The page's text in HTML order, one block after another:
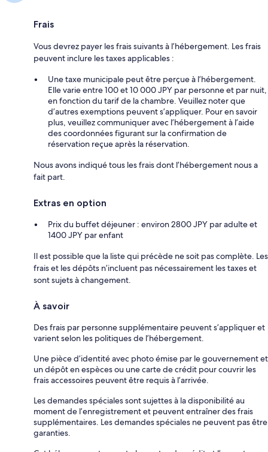
Frais
Vous devrez payer les frais suivants à l’hébergement. Les frais
peuvent inclure les taxes applicables :
Une taxe municipale peut être perçue à l’hébergement.
Elle varie entre 100 et 10 000 JPY par personne et par nuit,
en fonction du tarif de la chambre. Veuillez noter que
d’autres exemptions peuvent s’appliquer. Pour en savoir
plus, veuillez communiquer avec l’hébergement à l’aide
des coordonnées figurant sur la confirmation de
réservation reçue après la réservation.
Nous avons indiqué tous les frais dont l’hébergement nous a
fait part.
Extras en option
Prix du buffet déjeuner : environ 2800 JPY par adulte et
1400 JPY par enfant
Il est possible que la liste qui précède ne soit pas complète. Les
frais et les dépôts n’incluent pas nécessairement les taxes et
sont sujets à changement.
À savoir
Des frais par personne supplémentaire peuvent s’appliquer et
varient selon les politiques de l’hébergement.
Une pièce d’identité avec photo émise par le gouvernement et
un dépôt en espèces ou une carte de crédit pour couvrir les
frais accessoires peuvent être requis à l’arrivée.
Les demandes spéciales sont sujettes à la disponibilité au
moment de l’enregistrement et peuvent entraîner des frais
supplémentaires. Les demandes spéciales ne peuvent pas être
garanties.